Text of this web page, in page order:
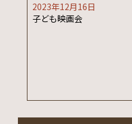
2023年12月16日
子ども映画会